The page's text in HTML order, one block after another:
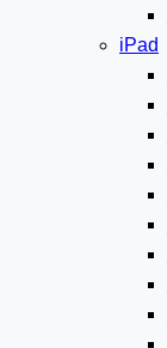
iPad